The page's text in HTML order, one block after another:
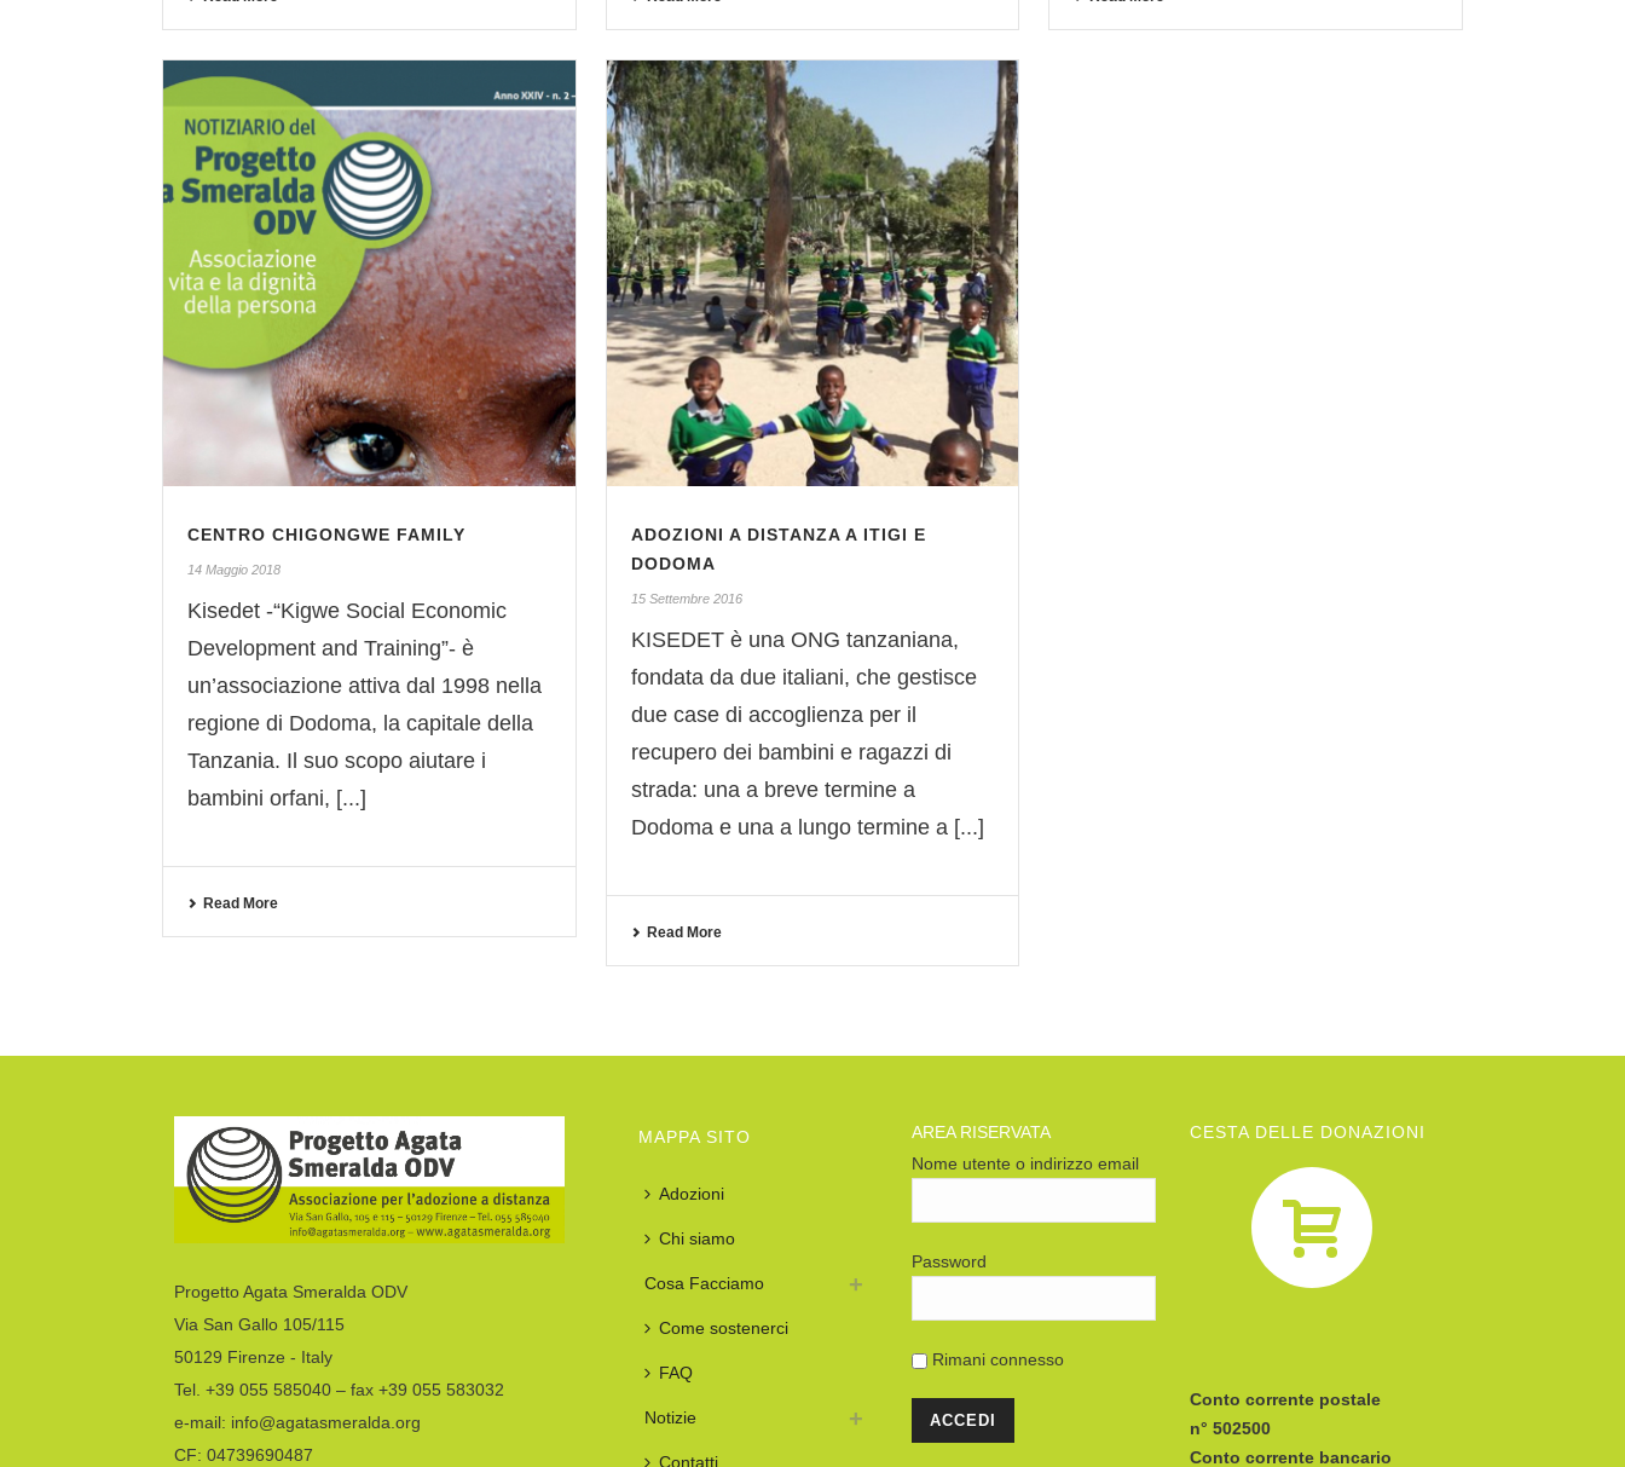
CENTRO CHIGONGWE FAMILY
14 Maggio 2018
Kisedet -“Kigwe Social Economic
Development and Training”- è
un’associazione attiva dal 1998 nella
regione di Dodoma, la capitale della
Tanzania. Il suo scopo aiutare i
bambini orfani, [...]
Read More
ADOZIONI A DISTANZA A ITIGI E
DODOMA
15 Settembre 2016
KISEDET è una ONG tanzaniana,
fondata da due italiani, che gestisce
due case di accoglienza per il
recupero dei bambini e ragazzi di
strada: una a breve termine a
Dodoma e una a lungo termine a [...]
Read More
Progetto Agata Smeralda ODV
Via San Gallo 105/115
50129 Firenze - Italy
Tel. +39 055 585040 – fax +39 055 583032
e-mail: info@agatasmeralda.org
CF: 04739690487
MAPPA SITO
Adozioni
Chi siamo
Cosa Facciamo
Come sostenerci
FAQ
Notizie
Contatti
AREA RISERVATA
Nome utente o indirizzo email
Password
Rimani connesso
CESTA DELLE DONAZIONI
Conto corrente postale
n° 502500
Conto corrente bancario